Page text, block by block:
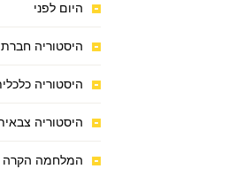
היום לפני
היסטוריה
היסטוריה
היסטוריה
המלחמה הקרה